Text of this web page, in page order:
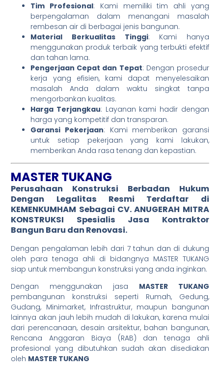
Tim Profesional: Kami memiliki tim ahli yang
berpengalaman dalam menangani masalah
rembesan air di berbagai jenis bangunan.
Material Berkualitas Tinggi: Kami hanya
menggunakan produk terbaik yang terbukti efektif
dan tahan lama.
Pengerjaan Cepat dan Tepat: Dengan prosedur
kerja yang efisien, kami dapat menyelesaikan
masalah Anda dalam waktu singkat tanpa
mengorbankan kualitas.
Harga Terjangkau: Layanan kami hadir dengan
harga yang kompetitif dan transparan.
Garansi Pekerjaan: Kami memberikan garansi
untuk setiap pekerjaan yang kami lakukan,
memberikan Anda rasa tenang dan kepastian.
MASTER TUKANG
Perusahaan Konstruksi Berbadan Hukum
Dengan Legalitas Resmi Terdaftar di
KEMENKUMHAM Sebagai CV. ANUGERAH MITRA
KONSTRUKSI Spesialis Jasa Kontraktor
Bangun Baru dan Renovasi.
Dengan pengalaman lebih dari 7 tahun dan di dukung
oleh para tenaga ahli di bidangnya MASTER TUKANG
siap untuk membangun konstruksi yang anda inginkan.
Dengan menggunakan jasa MASTER TUKANG
pembangunan konstruksi seperti Rumah, Gedung,
Gudang, Minimarket, Infrastruktur, maupun bangunan
lainnya akan jauh lebih mudah di lakukan, karena mulai
dari perencanaan, desain arsitektur, bahan bangunan,
Rencana Anggaran Biaya (RAB) dan tenaga ahli
profesional yang dibutuhkan sudah akan disediakan
oleh MASTER TUKANG